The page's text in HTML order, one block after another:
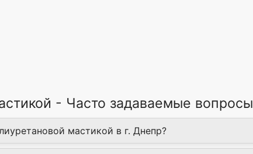
- Часто задаваемые вопросы
мастикой в г. Днепр?